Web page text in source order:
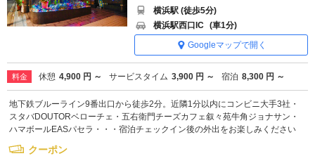
横浜駅 (徒歩5分)
横浜駅西口IC (車1分)
Googleマップで開く
料金 休憩 4,900 円 ～ サービスタイム 3,900 円 ～ 宿泊 8,300 円 ～
地下鉄ブルーライン9番出口から徒歩2分。近隣1分以内にコンビニ大手3社・
スタバDOUTORベローチェ・五右衛門チーズカフェ叙々苑牛角ジョナサン・
ハマボールEASパセラ・・・宿泊チェックイン後の外出をお楽しみください
クーポン